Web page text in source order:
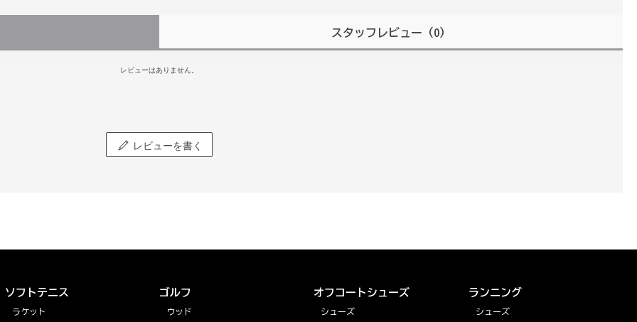
スタッフレビュー （0）
レビューはありません。
レビューを書く
ソフトテニス
ラケット
ゴルフ
ウッド
オフコートシューズ
シューズ
ランニング
シューズ